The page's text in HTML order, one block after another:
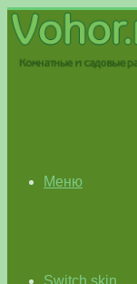
Меню
Switch skin